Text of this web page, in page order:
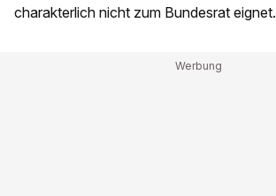
charakterlich nicht zum Bundesrat eignet.